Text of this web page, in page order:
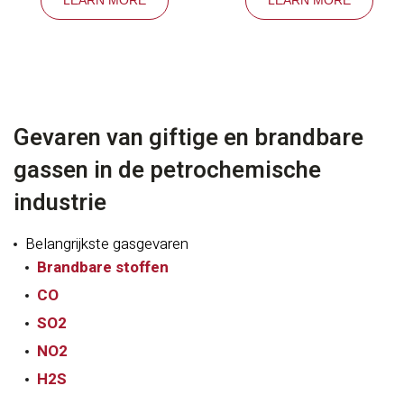
Gevaren van giftige en brandbare
gassen in de petrochemische
industrie
Belangrijkste gasgevaren
Brandbare stoffen
CO
SO2
NO2
H2S